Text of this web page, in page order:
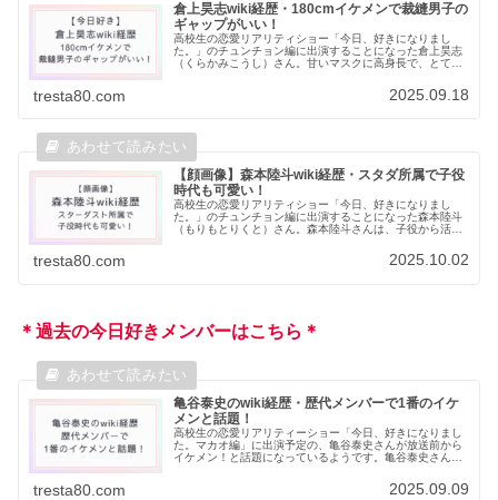
倉上昊志wiki経歴・180cmイケメンで裁縫男子の
ギャップがいい！
高校生の恋愛リアリティショー「今日、好きになりまし
た。」のチュンチョン編に出演することになった倉上昊志
（くらかみこうし）さん。甘いマスクに高身長で、とても
tresta80.com 2025.09.18
【顔画像】森本陸斗wiki経歴・スタダ所属で子役
時代も可愛い！
高校生の恋愛リアリティショー「今日、好きになりまし
た。」のチュンチョン編に出演することになった森本陸斗
（もりもとりくと）さん。森本陸斗さんは、子役から活躍
tresta80.com 2025.10.02
＊過去の今日好きメンバーはこちら＊
亀谷泰史のwiki経歴・歴代メンバーで1番のイケ
メンと話題！
高校生の恋愛リアリティーショー「今日、好きになりまし
た。マカオ編」に出演予定の、亀谷泰史さんが放送前から
イケメン！と話題になっているようです。亀谷泰史さんと
tresta80.com 2025.09.09